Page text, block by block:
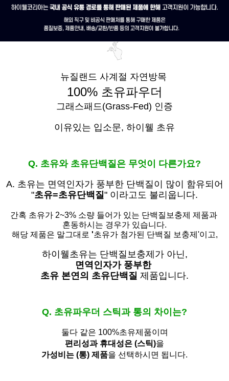
뉴질랜드 사계절 자연방목
100% 초유파우더
그래스패드(Grass-Fed) 인증
이유있는 입소문, 하이웰 초유
Q. 초유와 초유단백질은 무엇이 다른가요?
A. 초유는 면역인자가 풍부한 단백질이 많이 함유되어
"초유=초유단백질" 이라고도 불리웁니다.
간혹 초유가 2~3% 소량 들어가 있는 단백질보충제 제품과
혼동하시는 경우가 있습니다.
해당 제품은 말그대로 '초유가 첨가된 단백질 보충제'이고,
하이웰초유는 단백질보충제가 아닌,
면역인자가 풍부한
초유 본연의 초유단백질 제품입니다.
Q. 초유파우더 스틱과 통의 차이는?
둘다 같은 100%초유제품이며
편리성과 휴대성은 (스틱)을
가성비는 (통) 제품을 선택하시면 됩니다.